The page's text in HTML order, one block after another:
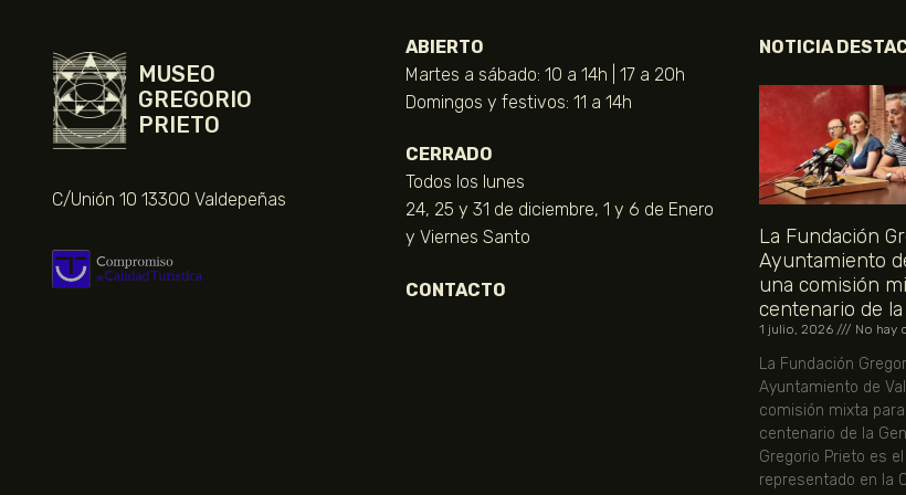
MUSEO
GREGORIO
PRIETO
C/Unión 10 13300 Valdepeñas
ABIERTO
Martes a sábado: 10 a 14h | 17 a 20h
Domingos y festivos: 11 a 14h
CERRADO
Todos los lunes
24, 25 y 31 de diciembre, 1 y 6 de Enero
y Viernes Santo
CONTACTO
NOTICIA
La Fundación
Ayuntamiento
una comisión
centenario de
1 julio, 2026 No hay
La Fundación
Ayuntamiento de
comisión mixta
centenario de la
Gregorio Prieto es
representado en la